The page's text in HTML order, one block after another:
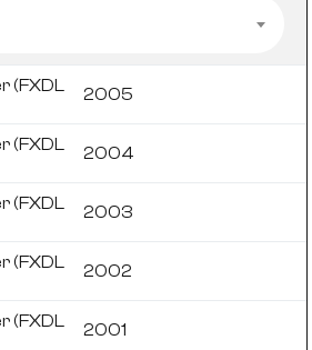
(FXDL
2005
(FXDL
2004
(FXDL
2003
(FXDL
2002
(FXDL
2001